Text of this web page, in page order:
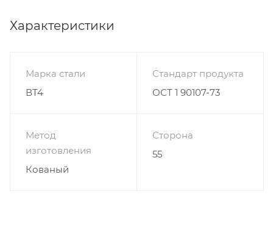
Характеристики
Марка стали
ВТ4
Стандарт продукта
ОСТ 1 90107-73
Метод
изготовления
Кованый
Сторона
55